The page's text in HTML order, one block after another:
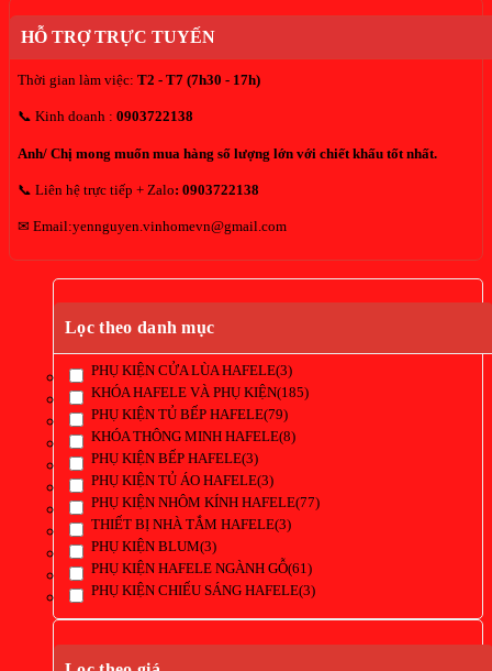
HỖ TRỢ TRỰC TUYẾN
Thời gian làm việc: T2 - T7 (7h30 - 17h)
📞 Kinh doanh : 0903722138
Anh/ Chị mong muốn mua hàng số lượng lớn với chiết khấu tốt nhất.
📞 Liên hệ trực tiếp + Zalo: 0903722138
✉ Email:yennguyen.vinhomevn@gmail.com
Lọc theo danh mục
PHỤ KIỆN CỬA LÙA HAFELE(3)
KHÓA HAFELE VÀ PHỤ KIỆN(185)
PHỤ KIỆN TỦ BẾP HAFELE(79)
KHÓA THÔNG MINH HAFELE(8)
PHỤ KIỆN BẾP HAFELE(3)
PHỤ KIỆN TỦ ÁO HAFELE(3)
PHỤ KIỆN NHÔM KÍNH HAFELE(77)
THIẾT BỊ NHÀ TẮM HAFELE(3)
PHỤ KIỆN BLUM(3)
PHỤ KIỆN HAFELE NGÀNH GỖ(61)
PHỤ KIỆN CHIẾU SÁNG HAFELE(3)